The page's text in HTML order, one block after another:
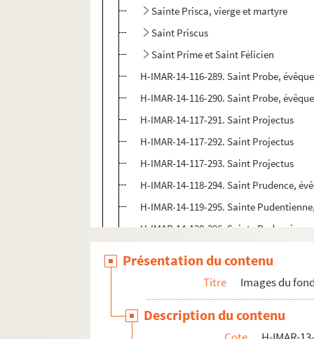
Sainte Prisca, vierge et martyre
Saint Priscus
Saint Prime et Saint Félicien
H-IMAR-14-116-289. Saint Probe, évêque
H-IMAR-14-116-290. Saint Probe, évêque
H-IMAR-14-117-291. Saint Projectus
H-IMAR-14-117-292. Saint Projectus
H-IMAR-14-117-293. Saint Projectus
H-IMAR-14-118-294. Saint Prudence,
H-IMAR-14-119-295. Sainte
H-IMAR-14-120-296. Sainte
H-IMAR-14-122-303. Saint Pulcheria,
Présentation du contenu
Titre Images du
Description du contenu